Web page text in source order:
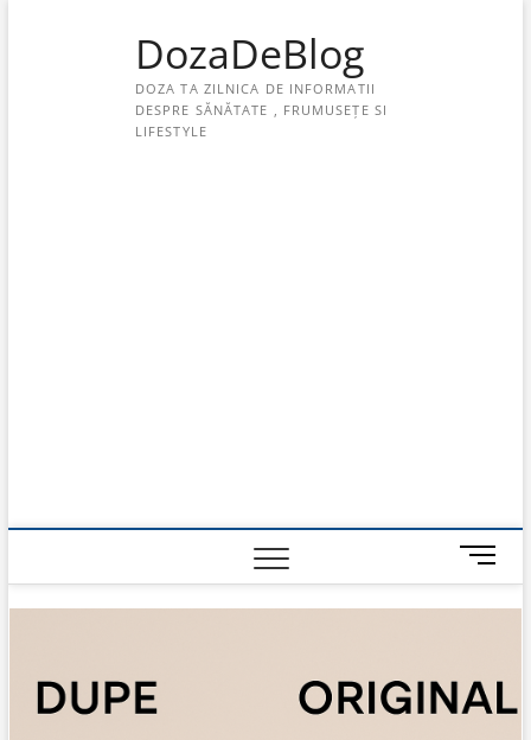
DozaDeBlog
DOZA TA ZILNICA DE INFORMATII
DESPRE SĂNĂTATE , FRUMUSEȚE SI
LIFESTYLE
M
e
n
u
t